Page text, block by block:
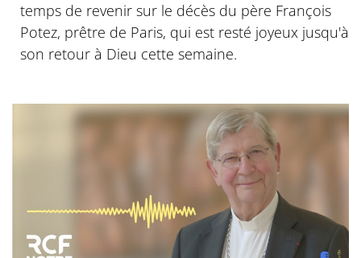
temps de revenir sur le décès du père François
Potez, prêtre de Paris, qui est resté joyeux jusqu'à
son retour à Dieu cette semaine.